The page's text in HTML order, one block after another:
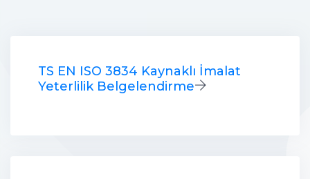
TS EN ISO 3834 Kaynaklı İmalat
Yeterlilik Belgelendirme